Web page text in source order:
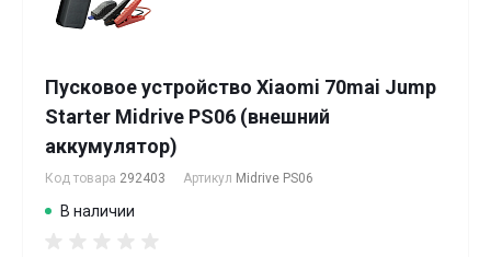
Пусковое устройство Xiaomi 70mai Jump
Starter Midrive PS06 (внешний
аккумулятор)
Код товара 292403 Артикул Midrive PS06
В наличии